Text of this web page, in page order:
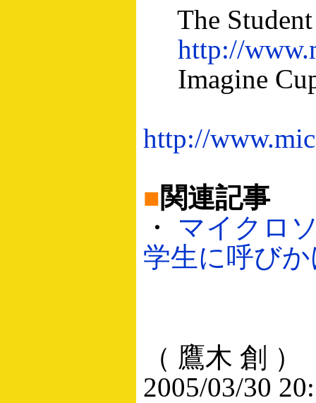
The Student
http://
Imagine
http://
■関連記事
・ マイクロ
学生に呼びか
（ 鷹木 創 ）
2005/03/30